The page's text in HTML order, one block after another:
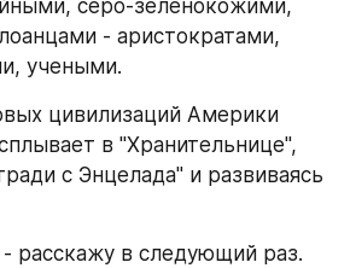
серо-зеленокожими,
- аристократами,
учеными.
цивилизаций Америки
в "Хранительнице",
с Энцелада" и развиваясь
расскажу в следующий раз.